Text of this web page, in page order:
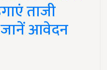
ताजी
जानें आवेदन